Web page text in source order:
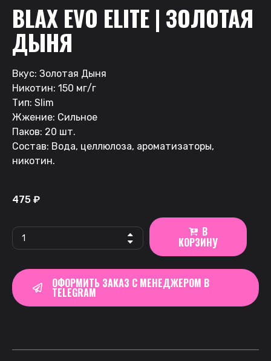
BLAX EVO ELITE | ЗОЛОТАЯ
ДЫНЯ
Вкус: Золотая Дыня
Никотин: 150 мг/г
Тип: Slim
Жжение: Сильное
Паков: 20 шт.
Состав: Вода, целлюлоза, ароматизаторы,
никотин.
475 ₽
В
КОРЗИНУ
ОФОРМИТЬ ЗАКАЗ С МЕНЕДЖЕРОМ В
TELEGRAM